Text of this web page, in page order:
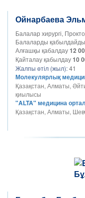
Ойнарбаева
Балалар хирургі,
Балаларды қабылдайды
Алғашқы қабалдау12
Қайталау қабылдау10
Жалпы өтіл (жыл):41
Молекулярлық
Қазақстан, Алматы,
қиылысы
"ALTA" медицина
Қазақстан, Алматы,